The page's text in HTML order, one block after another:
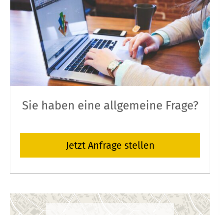
Sie haben eine allgemeine Frage?
Jetzt Anfrage stellen